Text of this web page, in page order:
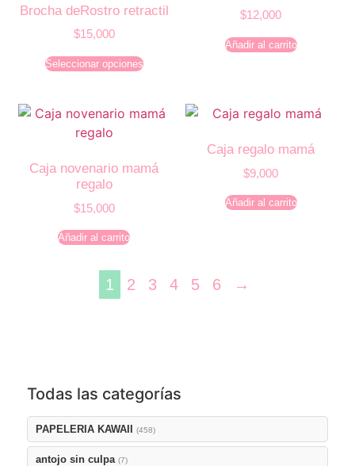
Todas las categorías
PAPELERIA KAWAII (458)
antojo sin culpa (7)
Brocha deRostro retractil
$15,000
Seleccionar opciones
$12,000
Añadir al carrito
Caja novenario mamá
regalo
$15,000
Añadir al carrito
Caja regalo mamá
$9,000
Añadir al carrito
1 2 3 4 5 6 →